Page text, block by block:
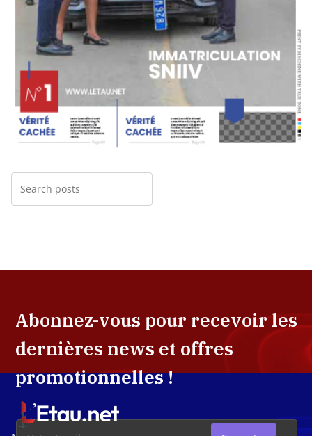
Abonnez-vous pour recevoir les
dernières news et offres
promotionnelles !